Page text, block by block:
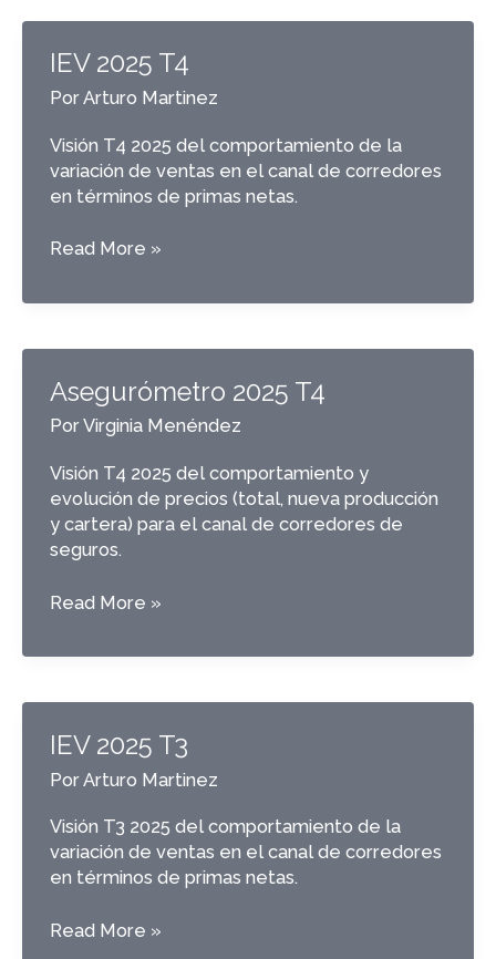
IEV 2025 T4
PorArturo Martinez
Visión T4 2025 del comportamiento de la
variación de ventas en el canal de corredores
en términos de primas netas.
IEV
T4
Read More »
Asegurómetro 2025 T4
PorVirginia Menéndez
Visión T4 2025 del comportamiento y
evolución de precios (total, nueva producción
y cartera) para el canal de corredores de
seguros.
Asegurómetro
T4
Read More »
IEV 2025 T3
PorArturo Martinez
Visión T3 2025 del comportamiento de la
variación de ventas en el canal de corredores
en términos de primas netas.
IEV
Read More »